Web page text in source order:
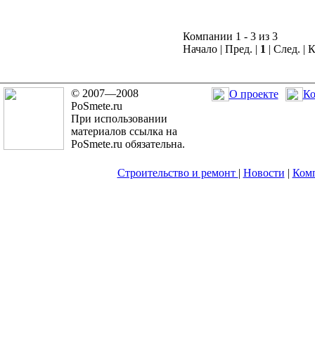
Компании 1 - 3 из 3
Начало | Пред. | 1 | След. |
© 2007—2008
PoSmete.ru
При использовании
материалов ссылка на
PoSmete.ru обязательна.
О проекте
Строительство и ремонт | Новости |